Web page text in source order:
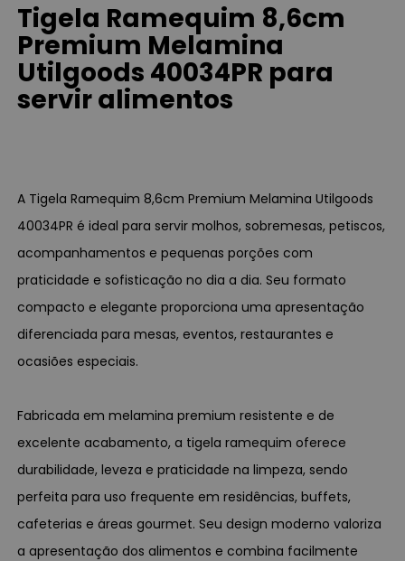
Tigela Ramequim 8,6cm
Premium Melamina
Utilgoods 40034PR para
servir alimentos
A Tigela Ramequim 8,6cm Premium Melamina Utilgoods
40034PR é ideal para servir molhos, sobremesas, petiscos,
acompanhamentos e pequenas porções com
praticidade e sofisticação no dia a dia. Seu formato
compacto e elegante proporciona uma apresentação
diferenciada para mesas, eventos, restaurantes e
ocasiões especiais.
Fabricada em melamina premium resistente e de
excelente acabamento, a tigela ramequim oferece
durabilidade, leveza e praticidade na limpeza, sendo
perfeita para uso frequente em residências, buffets,
cafeterias e áreas gourmet. Seu design moderno valoriza
a apresentação dos alimentos e combina facilmente